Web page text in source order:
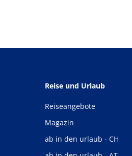
Reise und Urlaub
Reiseangebote
Magazin
ab in den urlaub - CH